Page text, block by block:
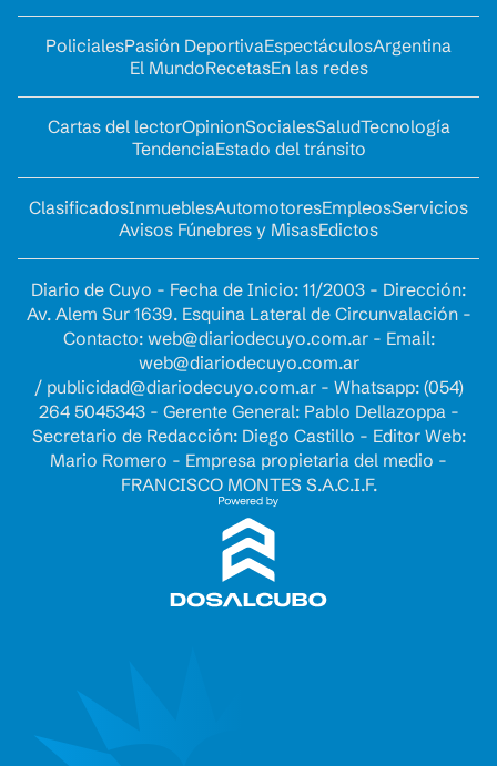
PolicialesPasión DeportivaEspectáculosArgentina
El MundoRecetasEn las redes
Cartas del lectorOpinionSocialesSaludTecnología
TendenciaEstado del tránsito
ClasificadosInmueblesAutomotoresEmpleosServicios
Avisos Fúnebres y MisasEdictos
Diario de Cuyo - Fecha de Inicio: 11/2003 - Dirección:
Av. Alem Sur 1639. Esquina Lateral de Circunvalación -
Contacto: web@diariodecuyo.com.ar- Email:
web@diariodecuyo.com.ar
/ publicidad@diariodecuyo.com.ar- Whatsapp: (054)
264 5045343 - Gerente General: Pablo Dellazoppa -
Secretario de Redacción: Diego Castillo - Editor Web:
Mario Romero - Empresa propietaria del medio -
FRANCISCO MONTES S.A.C.I.F.